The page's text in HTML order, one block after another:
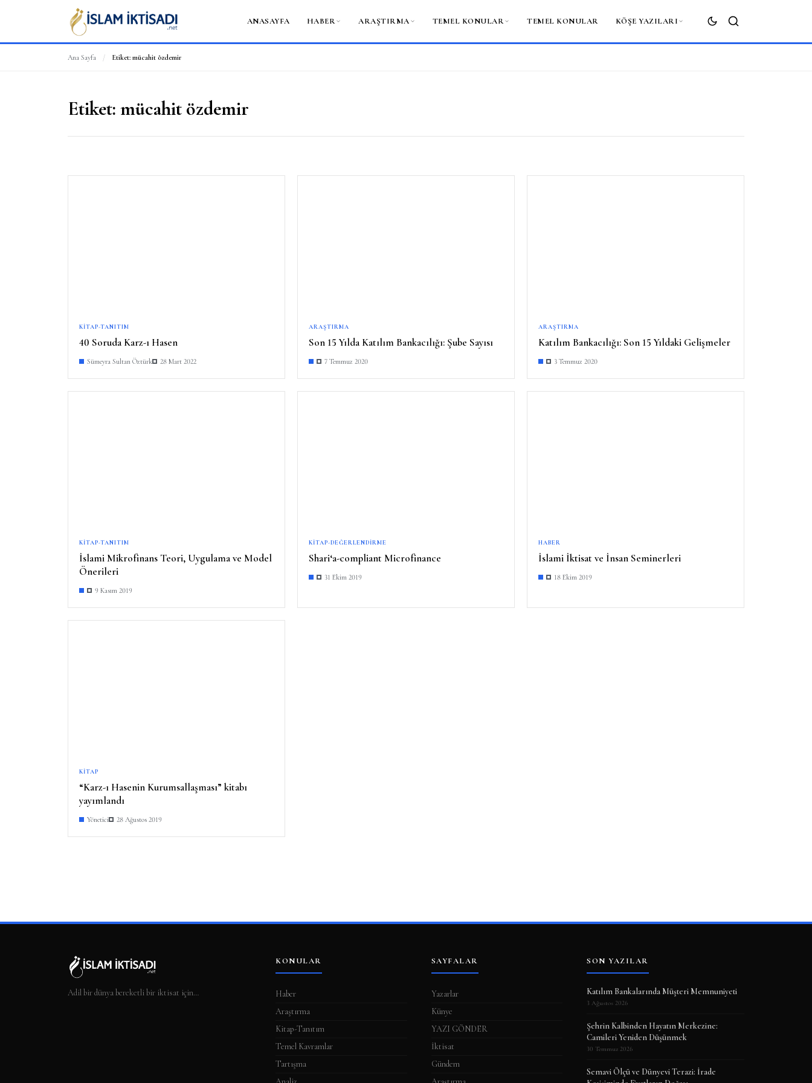
ANASAYFA HABER ARAŞTIRMA TEMEL KONULAR TEMEL KONULAR KÖŞE YAZILARI
ARA
Ana Sayfa / Etiket: mücahit özdemir
Etiket: mücahit özdemir
KITAP-TANITIM
40 Soruda Karz-ı Hasen
Sümeyra Sultan Öztürk 28 Mart 2022
ARAŞTIRMA
Son 15 Yılda Katılım Bankacılığı: Şube Sayısı
7 Temmuz 2020
ARAŞTIRMA
Katılım Bankacılığı: Son 15 Yıldaki Gelişmeler
3 Temmuz 2020
KITAP-TANITIM
İslami Mikrofinans Teori, Uygulama ve Model
Önerileri
9 Kasım 2019
KITAP-DEĞERLENDIRME
Shari‘a-compliant Microfinance
31 Ekim 2019
HABER
İslami İktisat ve İnsan Seminerleri
18 Ekim 2019
KITAP
“Karz-ı Hasenin Kurumsallaşması” kitabı
yayımlandı
Yönetici 28 Ağustos 2019
Adil bir dünya bereketli bir iktisat için…
KONULAR
Haber
Araştırma
Kitap-Tanıtım
Temel Kavramlar
Tartışma
SAYFALAR
Yazarlar
Künye
YAZI GÖNDER
İktisat
Gündem
SON YAZILAR
Katılım Bankalarında Müşteri Memnuniyeti
3 Ağustos 2026
Şehrin Kalbinden Hayatın Merkezine:
Camileri Yeniden Düşünmek
30 Temmuz 2026
Semavi Ölçü ve Dünyevi Terazi: İrade